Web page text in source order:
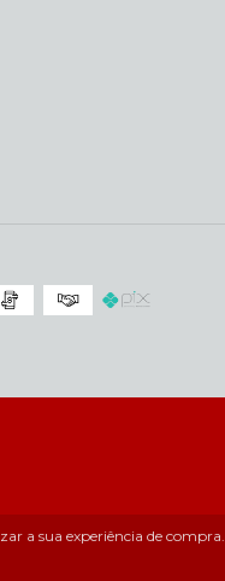
a sua experiência de compra.